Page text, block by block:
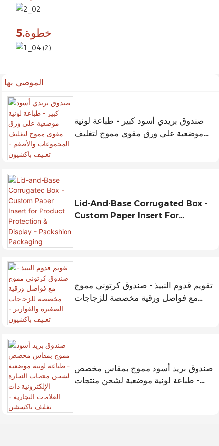
خطوة.5
الموصى بها
صندوق بريدي أسود كبير - طباعة لونية
موضعية على ورق مقوى مموج لتغليف
Lid-And-Base Corrugated Box -
Custom Paper Insert For
تقويم قدوم النبيذ - صندوق كرتوني مموج
مع فواصل ورقية مخصصة للزجاجات
صندوق بريد أسود مموج بمقاس مخصص
- طباعة لونية موضعية لشحن منتجات